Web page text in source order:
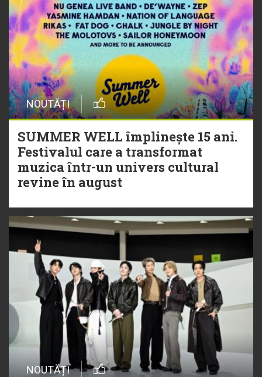
NOUTĂȚI
SUMMER WELL împlinește 15 ani.
Festivalul care a transformat
muzica într-un univers cultural
revine în august
NOUTĂȚI